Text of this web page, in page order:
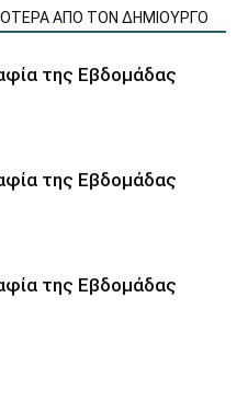
ΑΠΟ ΤΟΝ ΔΗΜΙΟΥΡΓΟ
της Εβδομάδας
της Εβδομάδας
της Εβδομάδας